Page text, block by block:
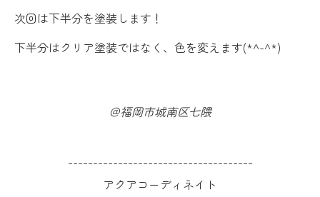
次回は下半分を塗装します！
下半分はクリア塗装ではなく、色を変えます(*^-^*)
＠福岡市城南区七隈
-------------------------------------
アクアコーディネイト